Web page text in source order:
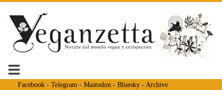
Facebook- Telegram - Mastodon - Bluesky- Archive